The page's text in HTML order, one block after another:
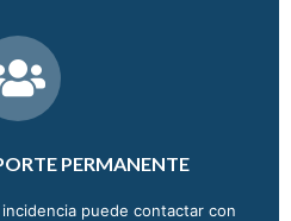
PERMANENTE
puede contactar con